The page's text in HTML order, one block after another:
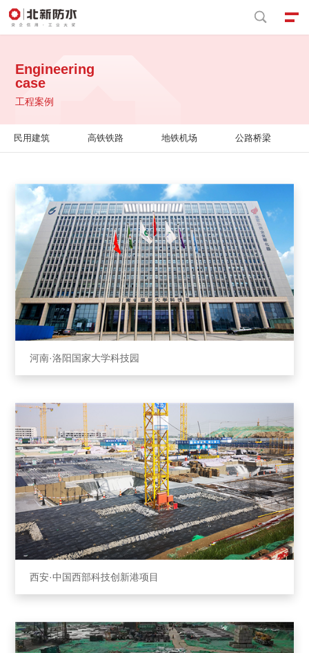


Engineering
case
工程案例
民用建筑 高铁铁路 地铁机场 公路桥梁
河南·洛阳国家⼤学科技园
西安·中国西部科技创新港项⽬